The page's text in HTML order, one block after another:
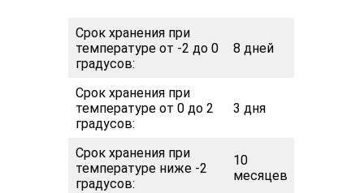
Срок хранения при
температуре от -2 до 0
градусов:
8 дней
Срок хранения при
температуре от 0 до 2
градусов:
3 дня
Срок хранения при
температуре ниже -2
градусов:
10
месяцев